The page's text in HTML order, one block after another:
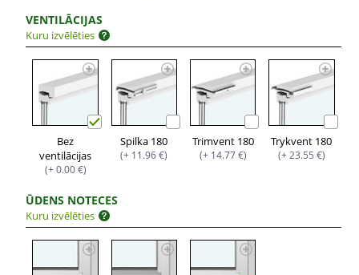
VENTILĀCIJAS
Kuru izvēlēties
Bez
ventilācijas
(+ 0.00 €)
Spilka 180
(+ 11.96 €)
Trimvent 180
(+ 14.77 €)
Trykvent 180
(+ 23.55 €)
ŪDENS NOTECES
Kuru izvēlēties